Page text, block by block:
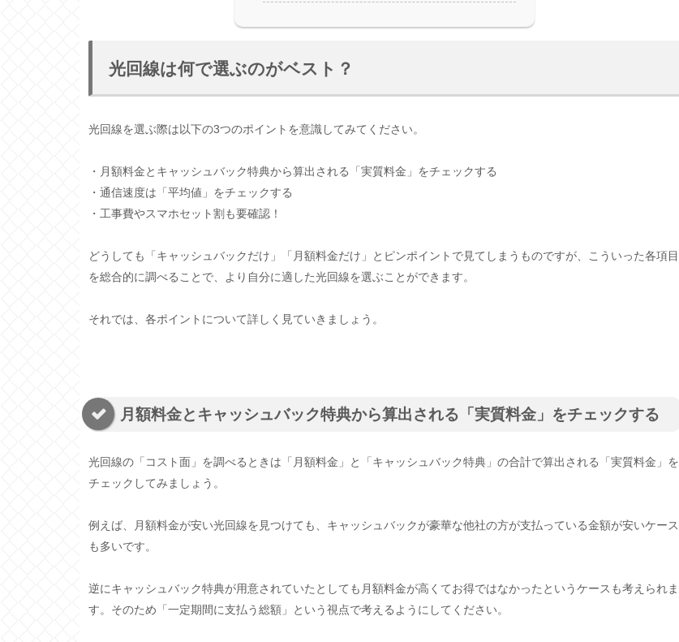
光回線は何で選ぶのがベスト？
光回線を選ぶ際は以下の3つのポイントを意識してみてください。
・月額料金とキャッシュバック特典から算出される「実質料金」をチェックする
・通信速度は「平均値」をチェックする
・工事費やスマホセット割も要確認！
どうしても「キャッシュバックだけ」「月額料金だけ」とピンポイントで見てしまうものですが、こういった各項目
を総合的に調べることで、より自分に適した光回線を選ぶことができます。
それでは、各ポイントについて詳しく見ていきましょう。
月額料金とキャッシュバック特典から算出される「実質料金」をチェックする
光回線の「コスト面」を調べるときは「月額料金」と「キャッシュバック特典」の合計で算出される「実質料金」を
チェックしてみましょう。
例えば、月額料金が安い光回線を見つけても、キャッシュバックが豪華な他社の方が支払っている金額が安いケース
も多いです。
逆にキャッシュバック特典が用意されていたとしても月額料金が高くてお得ではなかったというケースも考えられま
す。そのため「一定期間に支払う総額」という視点で考えるようにしてください。